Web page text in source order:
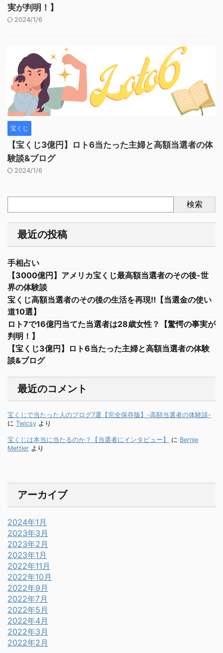
実が判明！】
2024/1/6
宝くじ
【宝くじ3億円】ロト6当たった主婦と高額当選者の体
験談&ブログ
2024/1/6
検索
最近の投稿
手相占い
【3000億円】アメリカ宝くじ最高額当選者のその後-世
界の体験談
宝くじ高額当選者のその後の生活を再現‼︎【当選金の使い
道10選】
ロト7で16億円当てた当選者は28歳女性？【驚愕の事実が
判明！】
【宝くじ3億円】ロト6当たった主婦と高額当選者の体験
談&ブログ
最近のコメント
宝くじで当たった人のブログ7選【完全保存版】-高額当選者の体験談-
に Twicsy より
宝くじは本当に当たるのか？【当選者にインタビュー】 に Bernie
Mettler より
アーカイブ
2024年1月
2023年3月
2023年2月
2023年1月
2022年11月
2022年10月
2022年9月
2022年7月
2022年5月
2022年4月
2022年3月
2022年2月